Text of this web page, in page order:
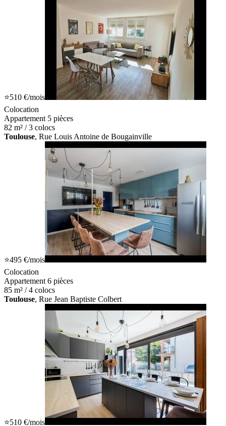
⭐510 €/mois
Colocation
Appartement 5 pièces
82 m² / 3 colocs
Toulouse, Rue Louis Antoine de Bougainville
⭐495 €/mois
Colocation
Appartement 6 pièces
85 m² / 4 colocs
Toulouse, Rue Jean Baptiste Colbert
⭐510 €/mois